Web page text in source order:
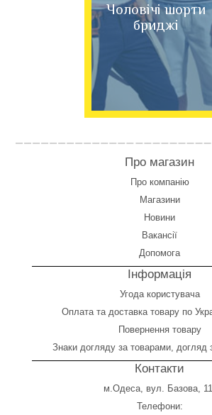
Чоловічі шорти
бриджі
Про магазин
Про компанію
Магазини
Новини
Вакансії
Допомога
Інформація
Угода користувача
Оплата та доставка товару по
Повернення товару
Знаки догляду за товарами, догляд
Контакти
м.Одеса, вул. Базова, 11.
Телефони: